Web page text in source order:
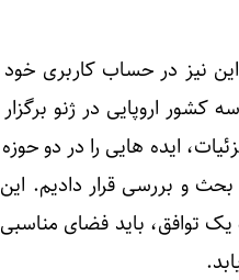
نیز در حساب کاربری
کشور اروپایی در ژنو
ایده هایی را در دو
و بررسی قرار دادیم.
یک توافق، باید فضای